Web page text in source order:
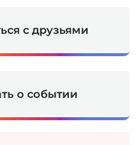
с друзьями
о событии